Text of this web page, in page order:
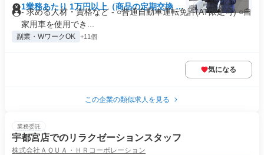
1業務あたり 1万円以上（商品の定期交換 -1
分）
- 求める人材・資格など - ○普通自動車運転免許(AT限定可) ○自
家用車を使用でき...
副業・WワークOK +11個
気になる
この企業の類似求人を見る
業務委託
宇都宮店でのリラクゼーションスタッフ
株式会社ＡＱＵＡ・ＨＲコーポレーション